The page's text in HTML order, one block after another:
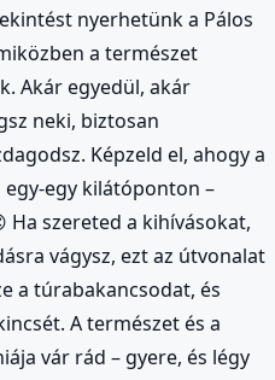
nyerhetünk a Pálos
a természet
Akár egyedül, akár
neki, biztosan
Képzeld el, ahogy a
egy kilátóponton –
Ha szereted a kihívásokat,
vágysz, ezt az útvonalat
a túrabakancsodat, és
A természet és a
vár rád – gyere, és légy